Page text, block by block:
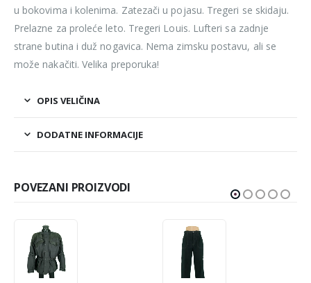
u bokovima i kolenima. Zatezači u pojasu. Tregeri se skidaju.
Prelazne za proleće leto. Tregeri Louis. Lufteri sa zadnje
strane butina i duž nogavica. Nema zimsku postavu, ali se
može nakačiti. Velika preporuka!
OPIS VELIČINA
DODATNE INFORMACIJE
POVEZANI PROIZVODI
-50%